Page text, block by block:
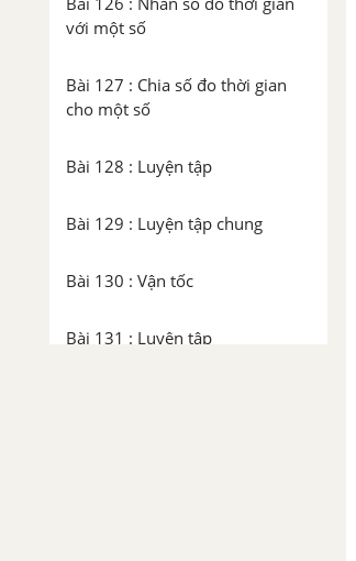
với một số
Bài 127 : Chia số đo thời gian
cho một số
Bài 128 : Luyện tập
Bài 129 : Luyện tập chung
Bài 130 : Vận tốc
Bài 131 : Luyện tập